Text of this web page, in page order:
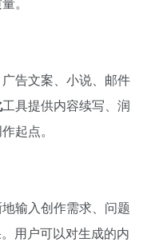
告文案、小说、邮件
工具提供内容续写、润
起点。
输入创作需求、问题
用户可以对生成的内